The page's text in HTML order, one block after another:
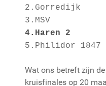
3.MSV 5
4.Haren 2
5.Philidor
Wat ons betreft zijn
kruisfinales op 20